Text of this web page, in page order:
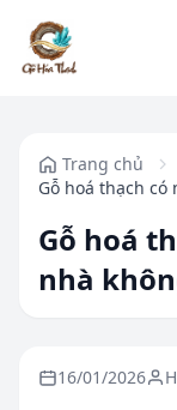
Trang chủ
Gỗ hoá thạch
Gỗ hoá
nhà
16/01/2026